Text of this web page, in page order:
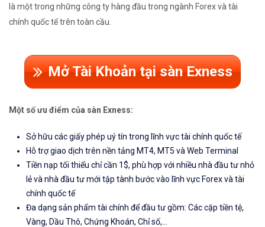
là một trong những công ty hàng đầu trong ngành Forex và tài
chính quốc tế trên toàn cầu.
Mở Tài Khoản tại sàn Exness
Một số ưu điểm của sàn Exness:
Sở hữu các giấy phép uý tín trong lĩnh vực tài chính quốc tế
Hỗ trợ giao dịch trên nền tảng MT4, MT5 và Web Terminal
Tiền nạp tối thiểu chỉ cần 1$, phù hợp với nhiều nhà đầu tư nhỏ
lẻ và nhà đầu tư mới tập tành bước vào lĩnh vực Forex và tài
chính quốc tế
Đa dạng sản phẩm tài chính để đầu tư gồm: Các cặp tiền tệ,
Vàng, Dầu Thô, Chứng Khoán, Chỉ số,...